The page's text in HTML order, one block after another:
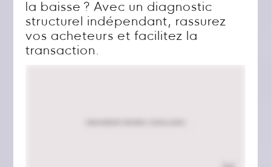
la baisse ? Avec un diagnostic
structurel indépendant, rassurez
vos acheteurs et facilitez la
transaction.